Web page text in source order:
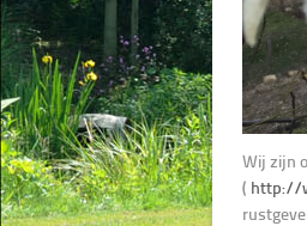
Wij zijn
( http://